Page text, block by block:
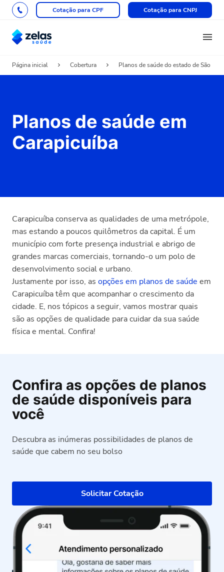
Cotação para CPF Cotação para CNPJ
Página inicial Cobertura Planos de saúde do estado de São
Planos de saúde em
Carapicuíba
Carapicuíba conserva as qualidades de uma metrópole,
mas estando a poucos quilômetros da capital. É um
município com forte presença industrial e abrigo de
grandes marcas comerciais, tornando-o um polo de
desenvolvimento social e urbano.
Justamente por isso, as opções em planos de saúde em
Carapicuíba têm que acompanhar o crescimento da
cidade. E, nos tópicos a seguir, vamos mostrar quais
são as opções de qualidade para cuidar da sua saúde
física e mental. Confira!
Confira as opções de planos
de saúde disponíveis para
você
Descubra as inúmeras possibilidades de planos de
saúde que cabem no seu bolso
Solicitar Cotação